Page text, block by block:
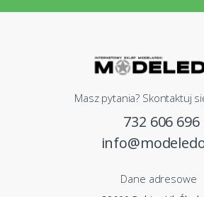
Masz pytania? Skontaktuj
732 606 696
Dane adresowe